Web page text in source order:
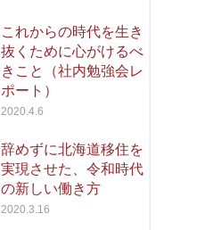
これからの時代を生き
抜くために心がけるべ
きこと（社内勉強会レ
ポート）
2020.4.6
辞めずに北海道移住を
実現させた、令和時代
の新しい働き方
2020.3.16